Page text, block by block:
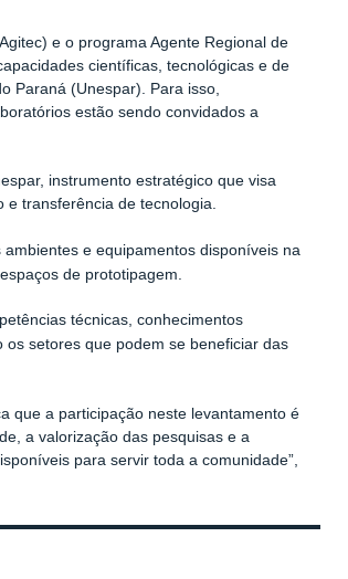
e o programa Agente Regional de
científicas, tecnológicas e de
Paraná (Unespar). Para isso,
estão sendo convidados a
instrumento estratégico que visa
e transferência de tecnologia.
e equipamentos disponíveis na
de prototipagem.
técnicas, conhecimentos
setores que podem se beneficiar das
que a participação neste levantamento é
a valorização das pesquisas e a
para servir toda a comunidade”,